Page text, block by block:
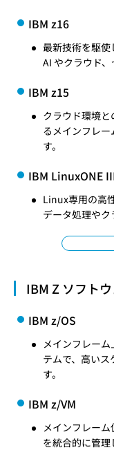
IBM z16
最新技術を駆使
AI やクラウド、
IBM z15
クラウド環境
るメインフレ
す。
IBM LinuxONE
Linux専用の高
データ処理やク
IBM Z ソフト
IBM z/OS
メインフレー
テムで、高いス
す。
IBM z/VM
メインフレー
を統合的に管理